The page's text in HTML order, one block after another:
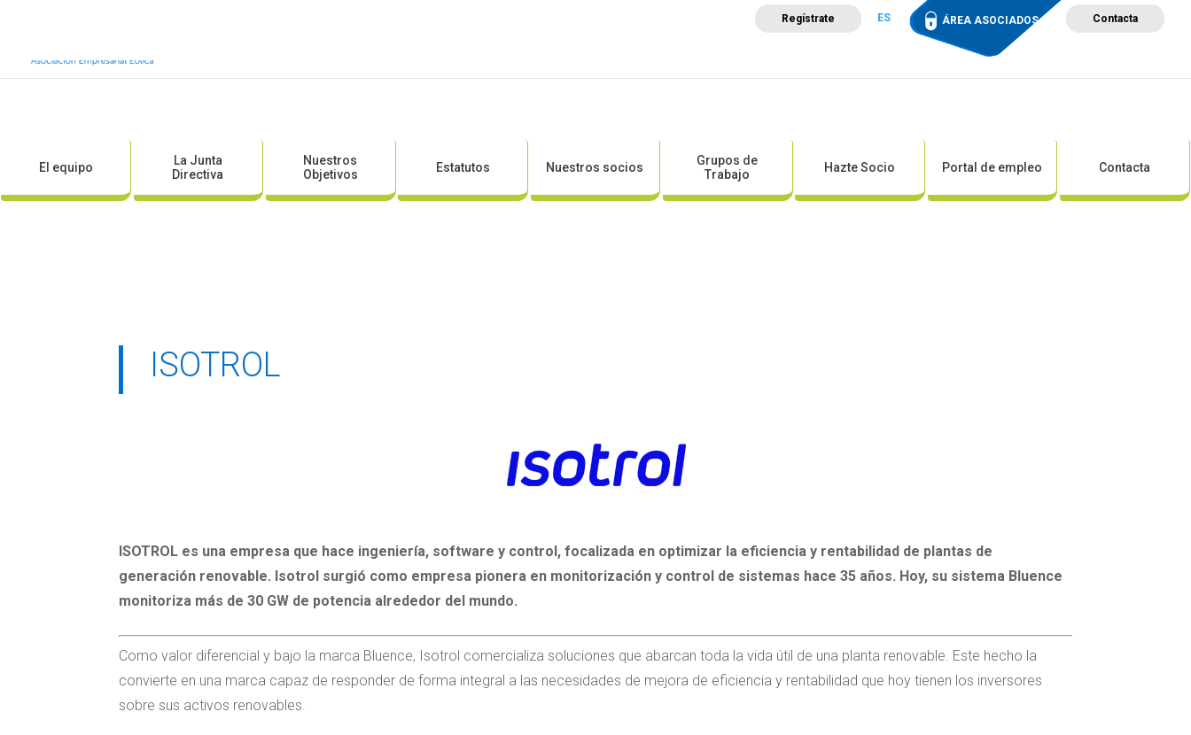
Regístrate ES ÁREA ASOCIADOS Contacta
Campus de Formación
El equipo
La Junta
Directiva
Nuestros
Objetivos
Estatutos Nuestros socios
Grupos de
Trabajo
Hazte Socio Portal de empleo Contacta
ISOTROL
ISOTROL es una empresa que hace ingeniería, software y control, focalizada en optimizar la eficiencia y rentabilidad de plantas de
generación renovable. Isotrol surgió como empresa pionera en monitorización y control de sistemas hace 35 años. Hoy, su sistema Bluence
monitoriza más de 30 GW de potencia alrededor del mundo.
Como valor diferencial y bajo la marca Bluence, Isotrol comercializa soluciones que abarcan toda la vida útil de una planta renovable. Este hecho la
convierte en una marca capaz de responder de forma integral a las necesidades de mejora de eficiencia y rentabilidad que hoy tienen los inversores
sobre sus activos renovables.